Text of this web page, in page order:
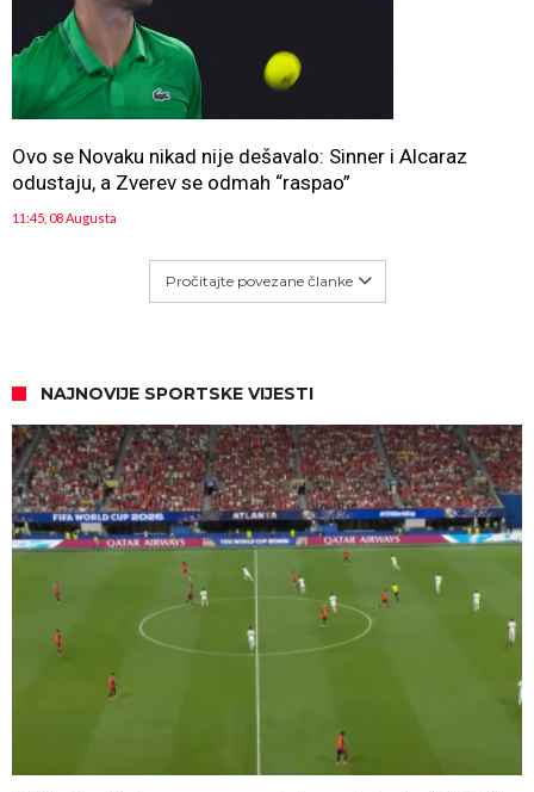
Ovo se Novaku nikad nije dešavalo: Sinner i Alcaraz
odustaju, a Zverev se odmah “raspao”
11:45, 08 Augusta
Pročitajte povezane članke
NAJNOVIJE SPORTSKE VIJESTI